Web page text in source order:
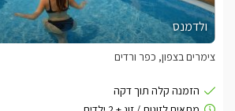
ולדמנס
צימרים בצפון, כפר ורדים